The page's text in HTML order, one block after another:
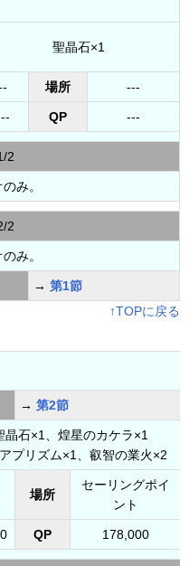
聖晶石×1
場所 ---
QP ---
2
み。
2
み。
→ 第1節
↑TOPに戻る
→ 第2節
晶石×1、煌星のカケラ×1
プリズム×1、叡智の業火×2
場所
セーリングポイ
ント
QP 178,000